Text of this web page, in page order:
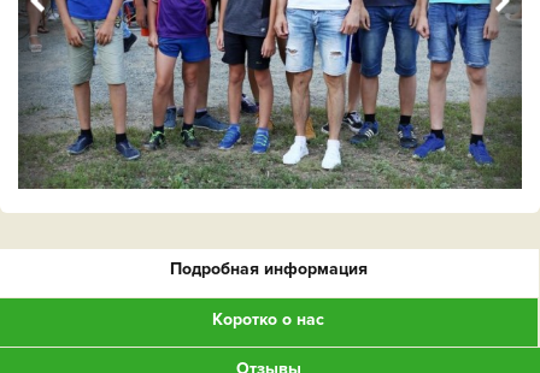
Подробная информация
Коротко о нас
Отзывы